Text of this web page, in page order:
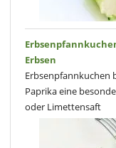
Erbsen
Erbsenpfannkuchen
Paprika eine
oder Limettensaft